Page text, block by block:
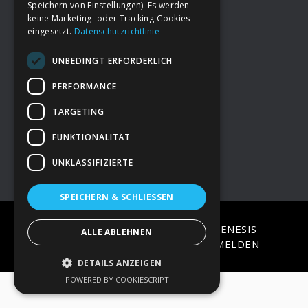
FooterDeine Spende
→ Impressum
→Kontakt zum PAO Team
COPYRIGHT © 2026 · ON
GENESIS
FRAMEWORK·WORDPRESS·ANMELDEN
Speichern von Einstellungen). Es werden
keine Marketing- oder Tracking-Cookies
eingesetzt. Datenschutzrichtlinie
UNBEDINGT ERFORDERLICH
PERFORMANCE
TARGETING
FUNKTIONALITÄT
UNKLASSIFIZIERTE
SPEICHERN & SCHLIESSEN
ALLE ABLEHNEN
DETAILS ANZEIGEN
POWERED BY COOKIESCRIPT